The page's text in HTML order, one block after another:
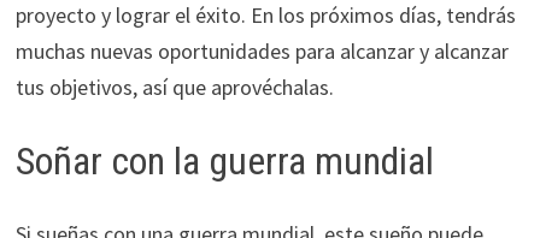
proyecto y lograr el éxito. En los próximos días, tendrás
muchas nuevas oportunidades para alcanzar y alcanzar
tus objetivos, así que aprovéchalas.
Soñar con la guerra mundial